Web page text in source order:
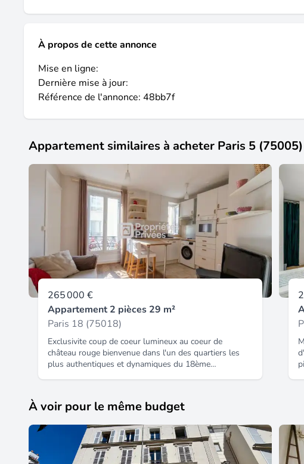
À propos de cette annonce
Mise en ligne:
Dernière mise à jour:
Référence de l'annonce: 48bb7f
Appartement similaires à acheter Paris 5 (75005)
265 000 €
Appartement 2 pièces 29 m²
Paris 18 (75018)
Exclusivite coup de coeur lumineux au coeur de
château rouge bienvenue dans l'un des quartiers les
plus authentiques et dynamiques du 18ème
et chaleureux, où règne une véritable ambiance de
marché permanent. Commerces de proximité, cafés,
Idéalement situé à deux pas du métro, vous êtes à
quelques minutes seulement de la butte montmartre,
du sacré-coeur et de ses ruelles pittoresques. Un
À voir pour le même budget